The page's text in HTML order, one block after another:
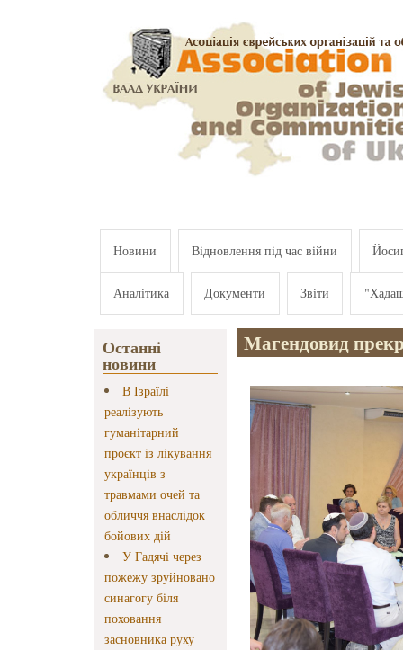
Новини Відновлення під час війни
Аналітика Документи Звіти
Останні
новини
В Ізраїлі
реалізують
гуманітарний
проєкт із лікування
українців з
травмами очей та
обличчя внаслідок
бойових дій
У Гадячі через
пожежу зруйновано
синагогу біля
поховання
засновника руху
Магендовид